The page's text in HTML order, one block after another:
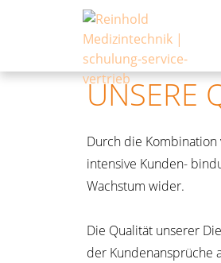
UNSERE
Durch die
intensive Kunden-
Wachstum wider.
Die Qualität unserer
der Kundenansprüche